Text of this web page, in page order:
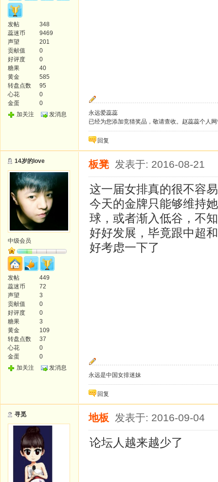
发帖
348
蕊迷币
9469
声望
201
贡献值
0
好评度
0
糖果
40
黄金
585
转盘点数
95
心花
0
金蛋
0
加关注
发消息
永远爱蕊蕊
已经为您添加竞猜奖品，敬请查收。赵蕊蕊个人
回复
14岁的love
中级会员
发帖
449
蕊迷币
72
声望
3
贡献值
0
好评度
0
糖果
3
黄金
109
转盘点数
37
心花
0
金蛋
0
加关注
发消息
板凳 发表于: 2016-08-21
这一届女排真的很不容
今天的金牌只能够维持
球，或者渐入低谷，不
好好发展，毕竟跟中超
好考虑一下了
永远是中国女排迷妹
回复
寻觅 地板 发表于: 2016-09-04
论坛人越来越少了